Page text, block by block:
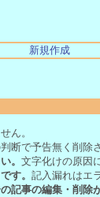
新規作成
ん。
断で予告無く削除
。 文字化けの原因
す。 記入漏れはエ
記事の編集・削除